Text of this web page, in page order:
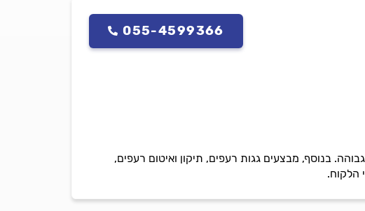
055-4599366
בנוסף, מבצעים גגות רעפים, תיקון ואיטום רעפים,
הלקוח.